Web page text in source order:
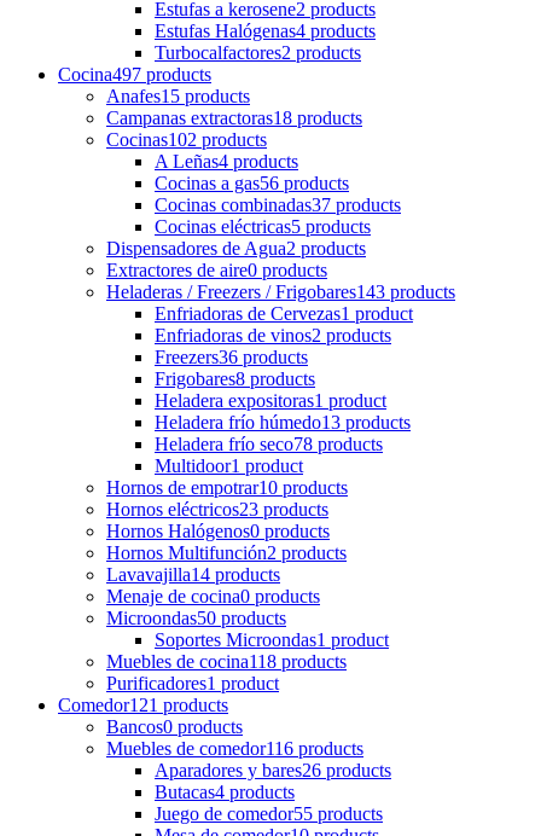
Estufas a kerosene2 products
Estufas Halógenas4 products
Turbocalfactores2 products
Cocina497 products
Anafes15 products
Campanas extractoras18 products
Cocinas102 products
A Leñas4 products
Cocinas a gas56 products
Cocinas combinadas37 products
Cocinas eléctricas5 products
Dispensadores de Agua2 products
Extractores de aire0 products
Heladeras / Freezers / Frigobares143 products
Enfriadoras de Cervezas1 product
Enfriadoras de vinos2 products
Freezers36 products
Frigobares8 products
Heladera expositoras1 product
Heladera frío húmedo13 products
Heladera frío seco78 products
Multidoor1 product
Hornos de empotrar10 products
Hornos eléctricos23 products
Hornos Halógenos0 products
Hornos Multifunción2 products
Lavavajilla14 products
Menaje de cocina0 products
Microondas50 products
Soportes Microondas1 product
Muebles de cocina118 products
Purificadores1 product
Comedor121 products
Bancos0 products
Muebles de comedor116 products
Aparadores y bares26 products
Butacas4 products
Juego de comedor55 products